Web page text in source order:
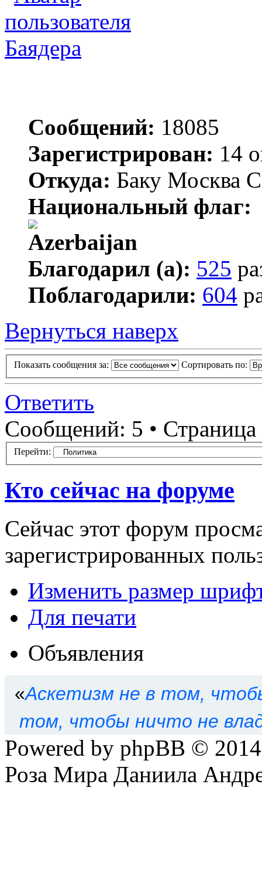
Баядера
Сообщений: 18085
Зарегистрирован: 14
Откуда: Баку Москва
Национальный флаг:
Благодарил (а): 525
Поблагодарили: 604
Вернуться наверх
Показать сообщения за: Сортировать по:
Ответить
Сообщений: 5 • Страница
Перейти:
Кто сейчас на форуме
Сейчас этот форум
зарегистрированных
Изменить размер
Для печати
Объявления
«Аскетизм не в том,
том, чтобы ничто не
Powered by phpBB ©
Роза Мира Даниила